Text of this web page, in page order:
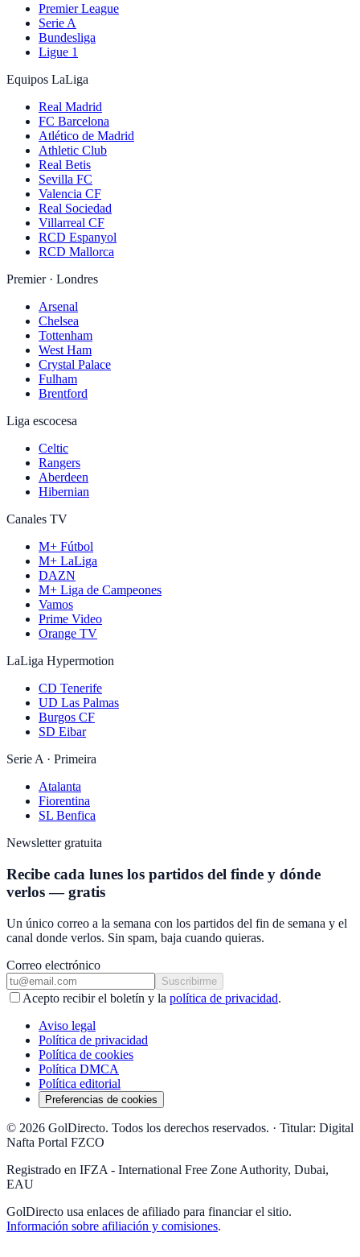
Premier League
Serie A
Bundesliga
Ligue 1
Equipos LaLiga
Real Madrid
FC Barcelona
Atlético de Madrid
Athletic Club
Real Betis
Sevilla FC
Valencia CF
Real Sociedad
Villarreal CF
RCD Espanyol
RCD Mallorca
Premier · Londres
Arsenal
Chelsea
Tottenham
West Ham
Crystal Palace
Fulham
Brentford
Liga escocesa
Celtic
Rangers
Aberdeen
Hibernian
Canales TV
M+ Fútbol
M+ LaLiga
DAZN
M+ Liga de Campeones
Vamos
Prime Video
Orange TV
LaLiga Hypermotion
CD Tenerife
UD Las Palmas
Burgos CF
SD Eibar
Serie A · Primeira
Atalanta
Fiorentina
SL Benfica
Newsletter gratuita
Recibe cada lunes los partidos del finde y dónde
verlos — gratis
Un único correo a la semana con los partidos del fin de semana y el
canal donde verlos. Sin spam, baja cuando quieras.
Correo electrónico
Suscribirme
Acepto recibir el boletín y la política de privacidad.
Aviso legal
Política de privacidad
Política de cookies
Política DMCA
Política editorial
Preferencias de cookies
© 2026 GolDirecto. Todos los derechos reservados. · Titular: Digital
Nafta Portal FZCO
Registrado en IFZA - International Free Zone Authority, Dubai,
EAU
GolDirecto usa enlaces de afiliado para financiar el sitio.
Información sobre afiliación y comisiones.